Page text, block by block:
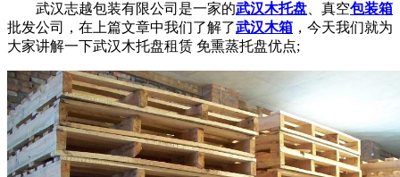
武汉志越包装有限公司是一家的武汉木托盘 、真空包装箱
批发公司，在上篇文章中我们了解了武汉木箱 ，今天我们就为
大家讲解一下武汉木托盘租赁 免熏蒸托盘优点;